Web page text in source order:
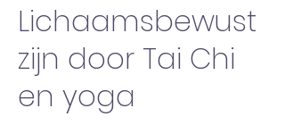
Lichaamsbewust
zijn door Tai Chi
en yoga